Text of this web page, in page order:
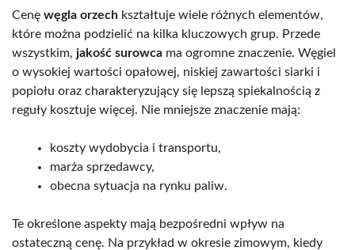
Cenę węgla orzech kształtuje wiele różnych elementów,
które można podzielić na kilka kluczowych grup. Przede
wszystkim, jakość surowca ma ogromne znaczenie. Węgiel
o wysokiej wartości opałowej, niskiej zawartości siarki i
popiołu oraz charakteryzujący się lepszą spiekalnością z
reguły kosztuje więcej. Nie mniejsze znaczenie mają:
koszty wydobycia i transportu,
marża sprzedawcy,
obecna sytuacja na rynku paliw.
Te określone aspekty mają bezpośredni wpływ na
ostateczną cenę. Na przykład w okresie zimowym, kiedy